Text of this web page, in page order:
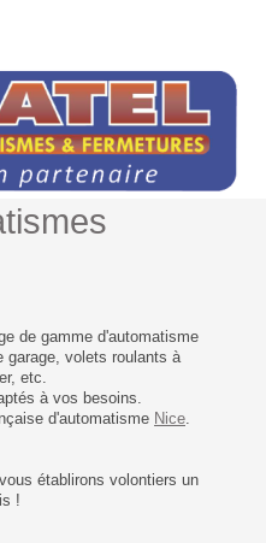
de gamme d'automatisme
garage, volets roulants à
etc.
à vos besoins.
d'automatisme Nice.
établirons volontiers un
!